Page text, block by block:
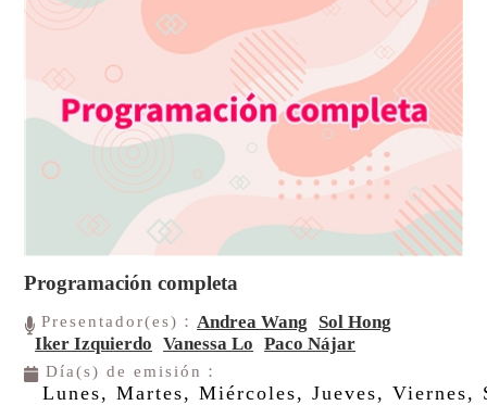
Programación completa
Presentador(es)： Andrea Wang
Sol Hong
Iker Izquierdo Vanessa Lo Paco Nájar
Día(s) de emisión：
Lunes, Martes, Miércoles, Jueves, Viernes,